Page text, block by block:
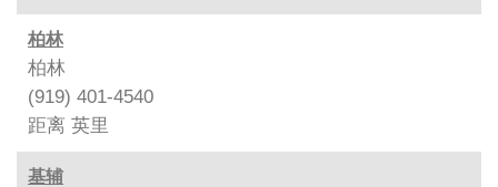
柏林
柏林
(919) 401-4540
距离 英里
基辅